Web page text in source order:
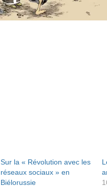
Sur la « Révolution avec les
réseaux sociaux » en
Biélorussie